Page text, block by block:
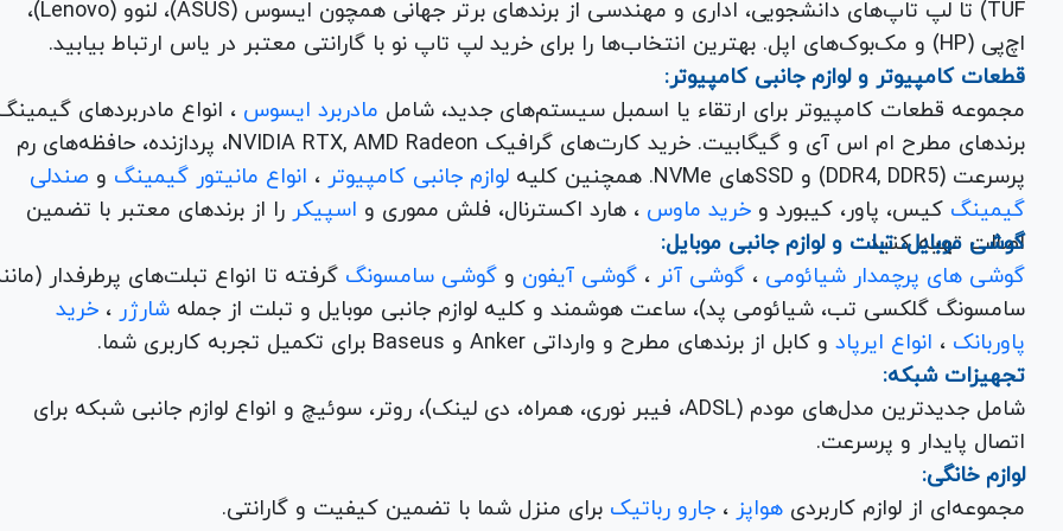
TUF) تا لپ تاپ‌های دانشجویی، اداری و مهندسی از برندهای برتر جهانی همچون ایسوس (ASUS)، لنوو (Lenovo)،
اچ‌پی (HP) و مک‌بوک‌های اپل. بهترین انتخاب‌ها را برای خرید لپ تاپ نو با گارانتی معتبر در یاس ارتباط بیابید.
قطعات کامپیوتر و لوازم جانبی کامپیوتر:
مجموعه قطعات کامپیوتر برای ارتقاء یا اسمبل سیستم‌های جدید، شامل مادربرد ایسوس ، انواع مادربردهای
برندهای مطرح ام اس آی و گیگابیت. خرید کارت‌های گرافیک NVIDIA RTX, AMD Radeon، پردازنده‌، حافظه‌های رم
پرسرعت (DDR4, DDR5) و SSDهای NVMe. همچنین کلیه
لوازم جانبی کامپیوتر ، انواع مانیتور گیمینگ
صندلی
گیمینگ کیس، پاور، کیبورد و خرید ماوس ، هارد اکسترنال، فلش مموری و اسپیکر را از برندهای معتبر با تضمین
اصالت تهیه کنید.
گوشی موبایل، تبلت و لوازم جانبی موبایل:
گوشی های پرچمدار شیائومی ، گوشی آنر ، گوشی آیفون گوشی سامسونگ گرفته تا انواع تبلت‌های پرطرفدار
سامسونگ گلکسی تب، شیائومی پد)، ساعت هوشمند و کلیه لوازم جانبی موبایل و تبلت از جملهشارژر ، خرید
پاوربانک ، انواع ایرپاد
تجهیزات شبکه:
شامل جدیدترین مدل‌های مودم (ADSL، فیبر نوری، همراه، دی لینک)، روتر، سوئیچ و انواع لوازم جانبی شبکه برای
اتصال پایدار و پرسرعت.
لوازم خانگی:
مجموعه‌ای از لوازم کاربردیهواپز ، جارو رباتیک برای منزل شما با تضمین کیفیت و گارانتی.